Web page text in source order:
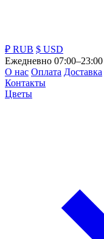
₽ RUB $ USD
Ежедневно 07:00–23:00
О нас Оплата Доставка
Контакты
Цветы